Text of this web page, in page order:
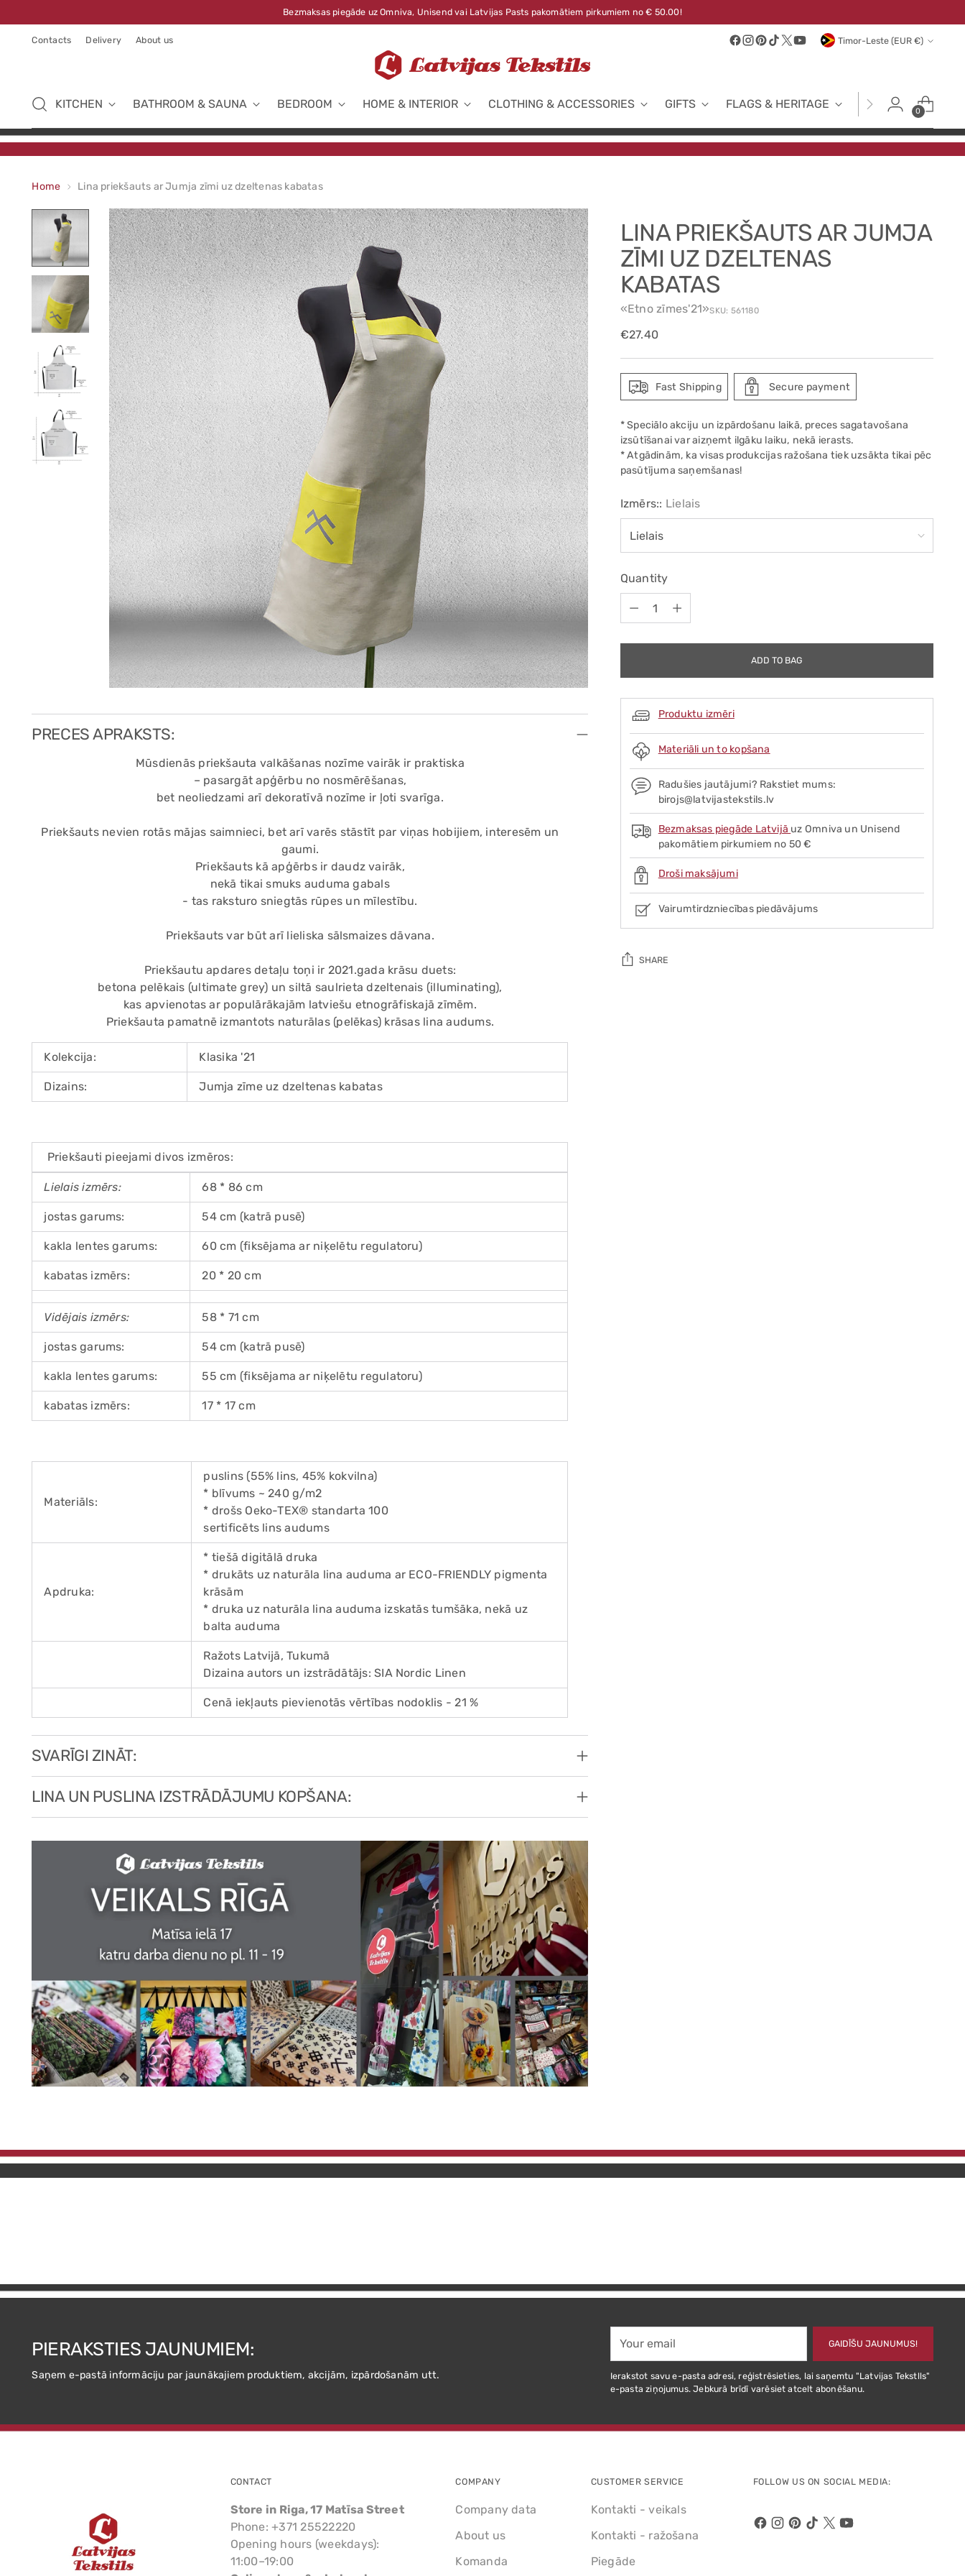
Bezmaksas piegāde uz Omniva, Unisend vai Latvijas Pasts pakomātiem pirkumiem no € 50.00!
Contacts Delivery About us Currency Timor-Leste (EUR €)
KITCHEN BATHROOM & SAUNA BEDROOM HOME & INTERIOR CLOTHING & ACCESSORIES GIFTS FLAGS & HERITAGE FABRICS
0
Home Lina priekšauts ar Jumja zīmi uz dzeltenas kabatas
PRECES APRAKSTS:
Mūsdienās priekšauta valkāšanas nozīme vairāk ir praktiska
– pasargāt apģērbu no nosmērēšanas,
bet neoliedzami arī dekoratīvā nozīme ir ļoti svarīga.
Priekšauts nevien rotās mājas saimnieci, bet arī varēs stāstīt par viņas hobijiem, interesēm un
gaumi.
Priekšauts kā apģērbs ir daudz vairāk,
nekā tikai smuks auduma gabals
- tas raksturo sniegtās rūpes un mīlestību.
Priekšauts var būt arī lieliska sālsmaizes dāvana.
Priekšautu apdares detaļu toņi ir 2021.gada krāsu duets:
betona pelēkais (ultimate grey) un siltā saulrieta dzeltenais (illuminating),
kas apvienotas ar populārākajām latviešu etnogrāfiskajā zīmēm.
Priekšauta pamatnē izmantots naturālas (pelēkas) krāsas lina audums.
Kolekcija: Klasika '21
Dizains: Jumja zīme uz dzeltenas kabatas
Priekšauti pieejami divos izmēros:
Lielais izmērs: 68 * 86 cm
jostas garums: 54 cm (katrā pusē)
kakla lentes garums: 60 cm (fiksējama ar niķelētu regulatoru)
kabatas izmērs: 20 * 20 cm
Vidējais izmērs: 58 * 71 cm
jostas garums: 54 cm (katrā pusē)
kakla lentes garums: 55 cm (fiksējama ar niķelētu regulatoru)
kabatas izmērs: 17 * 17 cm
Materiāls:
puslins (55% lins, 45% kokvilna)
* blīvums ~ 240 g/m2
* drošs Oeko-TEX® standarta 100
sertificēts lins audums
Apdruka:
* tiešā digitālā druka
* drukāts uz naturāla lina auduma ar ECO-FRIENDLY pigmenta
krāsām
* druka uz naturāla lina auduma izskatās tumšāka, nekā uz
balta auduma
Ražots Latvijā, Tukumā
Dizaina autors un izstrādātājs: SIA Nordic Linen
Cenā iekļauts pievienotās vērtības nodoklis - 21 %
SVARĪGI ZINĀT:
LINA UN PUSLINA IZSTRĀDĀJUMU KOPŠANA:
LINA PRIEKŠAUTS AR JUMJA
ZĪMI UZ DZELTENAS
KABATAS
«Etno zīmes'21»SKU: 561180
Regular
€27.40
Fast Shipping Secure payment
* Speciālo akciju un izpārdošanu laikā, preces sagatavošana
izsūtīšanai var aizņemt ilgāku laiku, nekā ierasts.
* Atgādinām, ka visas produkcijas ražošana tiek uzsākta tikai pēc
pasūtījuma saņemšanas!
Izmērs:: Lielais
Quantity
Quantity
ADD TO BAG
Produktu izmēri
Materiāli un to kopšana
Radušies jautājumi? Rakstiet mums:
birojs@latvijastekstils.lv
Bezmaksas piegāde Latvijā uz Omniva un Unisend
pakomātiem pirkumiem no 50 €
Droši maksājumi
Vairumtirdzniecības piedāvājums
SHARE
PIERAKSTIES JAUNUMIEM:
Saņem e-pastā informāciju par jaunākajiem produktiem, akcijām, izpārdošanām utt.
email
GAIDĪŠU JAUNUMUS!
Ierakstot savu e-pasta adresi, reģistrēsieties, lai saņemtu "Latvijas Tekstlls"
e-pasta ziņojumus. Jebkurā brīdī varēsiet atcelt abonēšanu.
CONTACT
Store in Riga, 17 Matīsa Street
Phone: +371 25522220
Opening hours (weekdays):
11:00–19:00
COMPANY
Company data
About us
Komanda
CUSTOMER SERVICE
Kontakti - veikals
Kontakti - ražošana
Piegāde
FOLLOW US ON SOCIAL MEDIA: